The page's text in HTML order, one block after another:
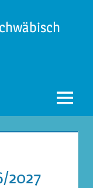
Menü
2027